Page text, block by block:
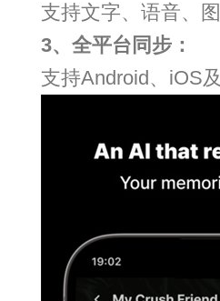
支持文字、语音、
3、全平台同步：
支持Android、iOS